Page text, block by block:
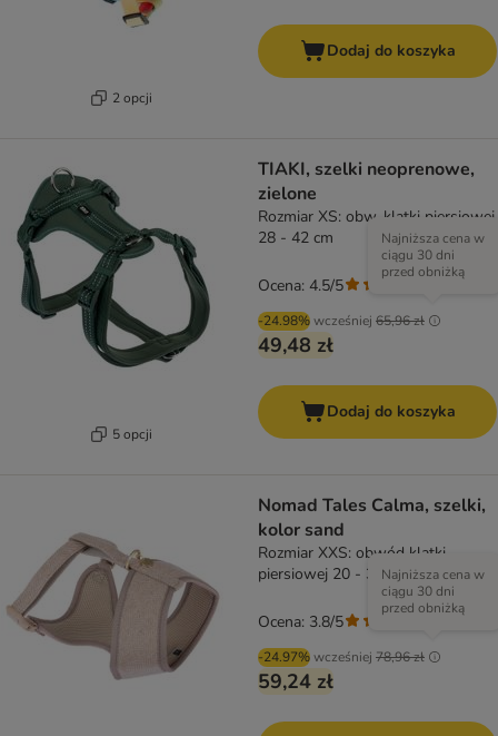
2 opcji
Dodaj do koszyka
5 opcji
TIAKI, szelki neoprenowe,
zielone
Rozmiar XS: obw. klatki piersiowej
28 - 42 cm
-24.98%wcześniej 65,96 zł
Najniższa cena w
ciągu 30 dni
przed obniżką
49,48 zł
Ocena: 4.5/5
Dodaj do koszyka
Nomad Tales Calma, szelki,
kolor sand
Rozmiar XXS: obwód klatki
piersiowej 20 - 30 cm
-24.97%wcześniej 78,96 zł
Najniższa cena w
ciągu 30 dni
przed obniżką
59,24 zł
Ocena: 3.8/5